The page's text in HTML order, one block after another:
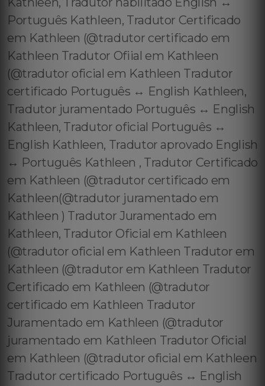
Português Kathleen, Tradutor Certificado
em Kathleen (@tradutor certificado em
Kathleen Tradutor Ofiial em Kathleen
(@tradutor oficial em Kathleen Tradutor
certificado Português ↔️ English Kathleen,
Tradutor juramentado Português ↔️ English
Kathleen, Tradutor oficial Português ↔️
English Kathleen, Tradutor aprovado English
↔️ Português Kathleen , Tradutor Certificado
em Kathleen (@tradutor certificado em
Kathleen(@tradutor juramentado em
Kathleen ) Tradutor Juramentado em
Kathleen, Tradutor Oficial em Kathleen
(@tradutor oficial em Kathleen Tradutor em
Kathleen (@tradutor em Kathleen Tradutor
Certificado em Kathleen (@tradutor
certificado em Kathleen Tradutor
Juramentado em Kathleen (@tradutor
juramentado em Kathleen Tradutor Oficial
em Kathleen (@tradutor oficial em Kathleen
Tradutor certificado Português ↔️ English